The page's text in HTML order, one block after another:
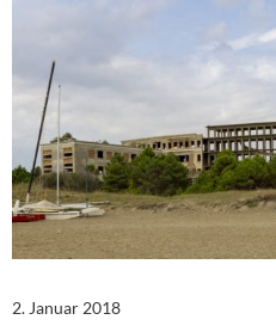
2. Januar 2018